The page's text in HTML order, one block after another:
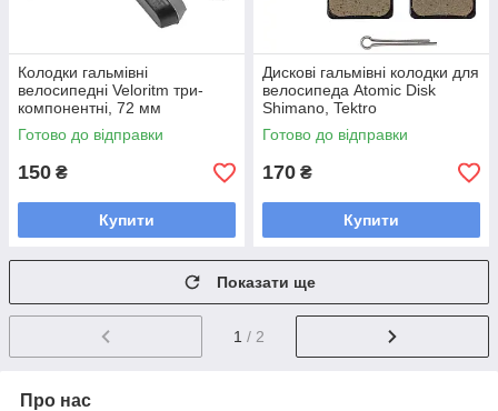
Колодки гальмівні
велосипедні Veloritm три-
компонентні, 72 мм
Готово до відправки
150 ₴
Купити
Дискові гальмівні колодки для
велосипеда Atomic Disk
Shimano, Tektro
Готово до відправки
170 ₴
Купити
Показати ще
1 / 2
Про нас